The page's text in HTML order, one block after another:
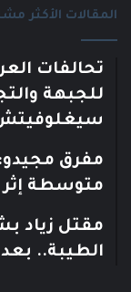
المقالات الأكثر
متوسطة
مقتل زياد
الطيبة..